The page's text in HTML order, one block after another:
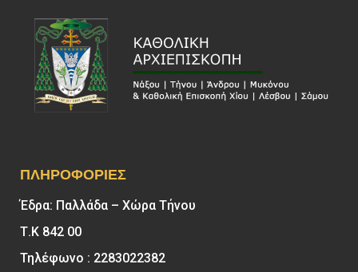
ΠΛΗΡΟΦΟΡΊΕΣ
Έδρα: Παλλάδα – Χώρα Τήνου
Τ.Κ 842 00
Τηλέφωνο : 2283022382